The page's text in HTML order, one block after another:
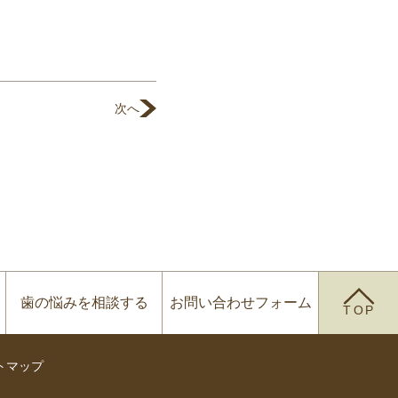
次へ
TOP
歯の悩みを相談する お問い合わせフォーム
マップ